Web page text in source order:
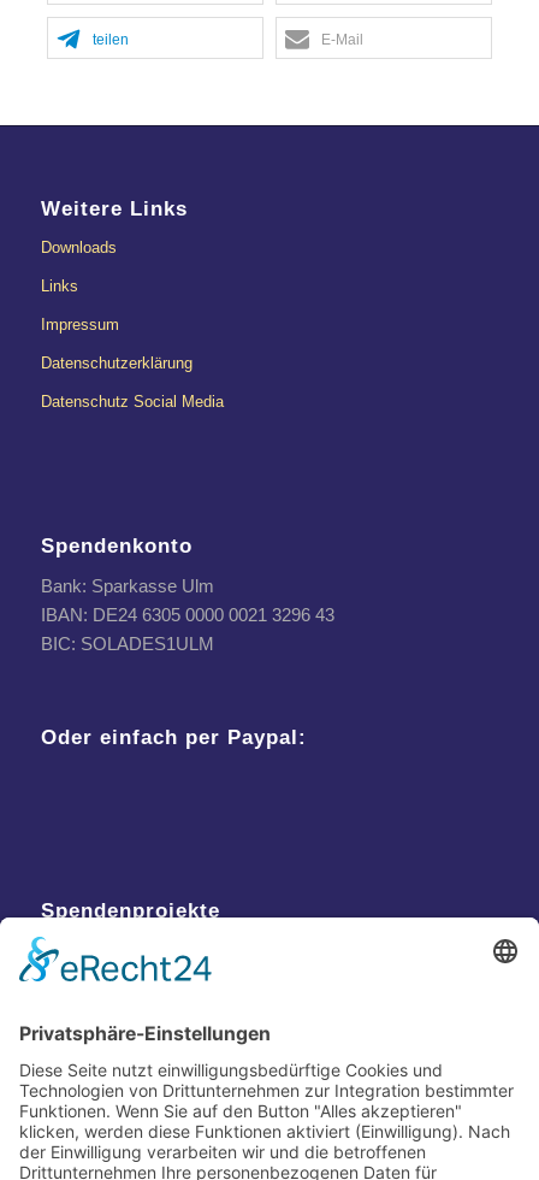
teilen E-Mail
Weitere Links
Downloads
Links
Impressum
Datenschutzerklärung
Datenschutz Social Media
Spendenkonto
Bank: Sparkasse Ulm
IBAN: DE24 6305 0000 0021 3296 43
BIC: SOLADES1ULM
Oder einfach per Paypal:
Spendenprojekte